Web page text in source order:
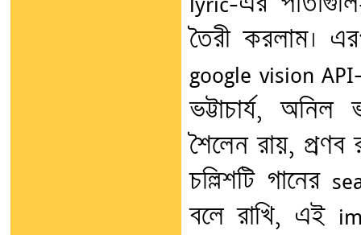
তৈরী করলাম।
google vision
ভট্টাচার্য, অনিল
শৈলেন রায়, প্রণব
চল্লিশটি গানের
বলে রাখি, এই